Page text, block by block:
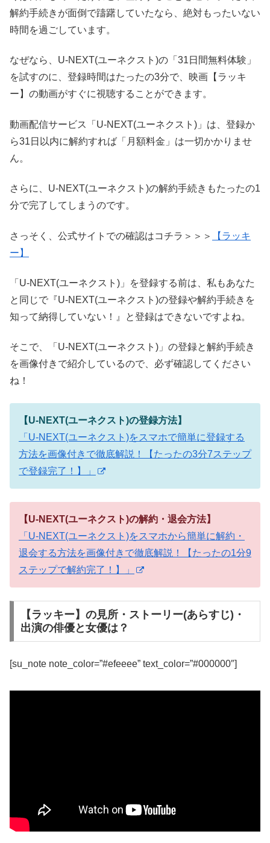
解約手続きが面倒で躊躇していたなら、絶対もったいない
時間を過ごしています。
なぜなら、U-NEXT(ユーネクスト)の「31日間無料体験」
を試すのに、登録時間はたったの3分で、映画【ラッキ
ー】の動画がすぐに視聴することができます。
動画配信サービス「U-NEXT(ユーネクスト)」は、登録か
ら31日以内に解約すれば「月額料金」は一切かかりませ
ん。
さらに、U-NEXT(ユーネクスト)の解約手続きもたったの1
分で完了してしまうのです。
さっそく、公式サイトでの確認はコチラ＞＞＞
【ラッキ
ー】
「U-NEXT(ユーネクスト)」を登録する前は、私もあなた
と同じで『U-NEXT(ユーネクスト)の登録や解約手続きを
知って納得していない！』と登録はできないですよね。
そこで、「U-NEXT(ユーネクスト)」の登録と解約手続き
を画像付きで紹介しているので、必ず確認してください
ね！
【U-NEXT(ユーネクスト)の登録方法】
「U-NEXT(ユーネクスト)をスマホで簡単に登録する
方法を画像付きで徹底解説！【たったの3分7ステップ
で登録完了！】」
【U-NEXT(ユーネクスト)の解約・退会方法】
「U-NEXT(ユーネクスト)をスマホから簡単に解約・
退会する方法を画像付きで徹底解説！【たったの1分9
ステップで解約完了！】」
【ラッキー】の見所・ストーリー(あらすじ)・
出演の俳優と女優は？
[su_note note_color=”#efeeee” text_color=”#000000″]